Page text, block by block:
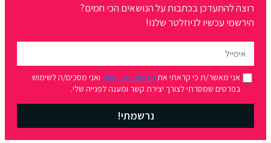
רוצה להתעדכן בכתבות על הנושאים הכי חמים?
הירשמי עכשיו לניוזלטר שלנו!
אני מאשר/ת כי קראתי אתמדיניות הפרטיותואני מסכים/ה לשימוש
בפרטים שמסרתי לצורך יצירת קשר ומענה לפנייה שלי.
נרשמתי!